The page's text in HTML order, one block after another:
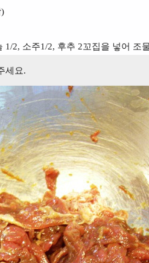
1/2, 소주1/2, 후추 2꼬집을 넣어 조
세요.